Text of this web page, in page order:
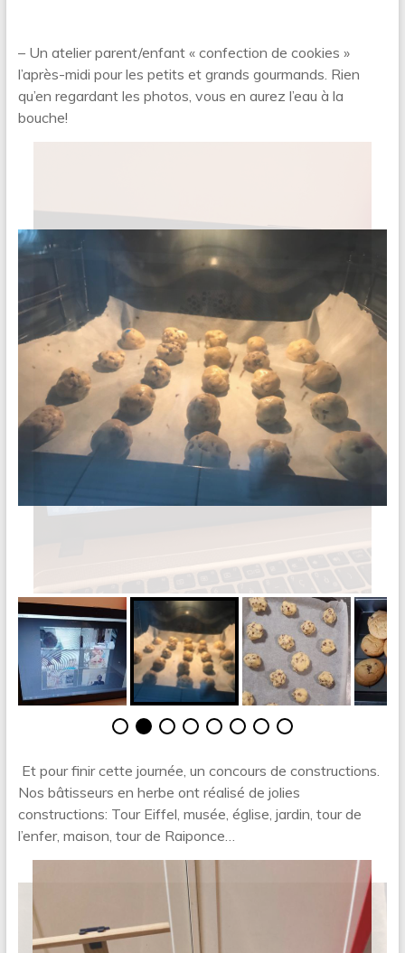
– Un atelier parent/enfant « confection de cookies »
l’après-midi pour les petits et grands gourmands. Rien
qu’en regardant les photos, vous en aurez l’eau à la
bouche!
Et pour finir cette journée, un concours de constructions.
Nos bâtisseurs en herbe ont réalisé de jolies
constructions: Tour Eiffel, musée, église, jardin, tour de
l’enfer, maison, tour de Raiponce…